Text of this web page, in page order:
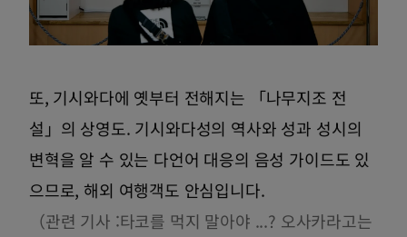
또, 기시와다에 옛부터 전해지는 「나무지조 전
설」의 상영도. 기시와다성의 역사와 성과 성시의
변혁을 알 수 있는 다언어 대응의 음성 가이드도 있
으므로, 해외 여행객도 안심입니다.
（관련 기사 :타코를 먹지 말아야 ...? 오사카라고는